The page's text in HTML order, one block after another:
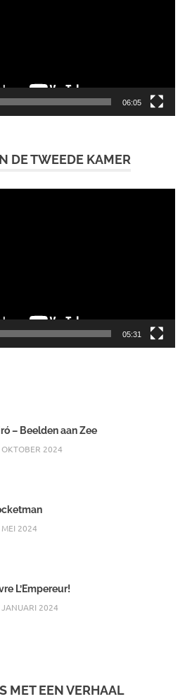
06:05
DE TWEEDE KAMER
05:31
– Beelden aan Zee
2024
2024
L’Empereur!
2024
MET EEN VERHAAL